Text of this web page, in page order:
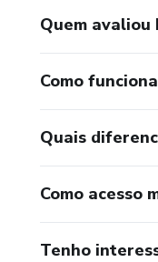
Quem avaliou
Como
Quais
Como acesso
Tenho